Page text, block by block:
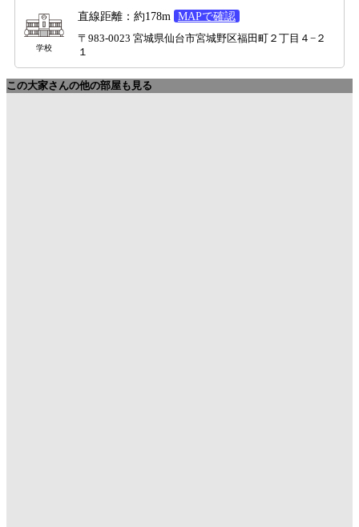
学校
直線距離：約178m MAPで確認
〒983-0023 宮城県仙台市宮城野区福田町２丁目４−２
１
この大家さんの他の部屋も見る